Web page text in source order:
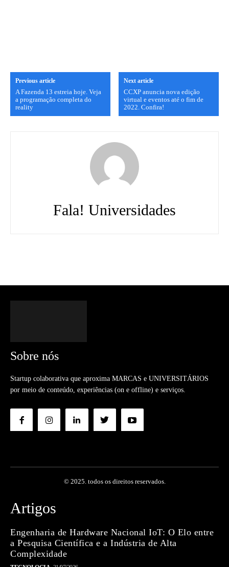
Previous article
A Fazenda 13 estreia hoje. Veja
a programação completa do
reality
Next article
CCXP anuncia nova edição
virtual e eventos até o fim de
2022. Confira!
Fala! Universidades
Sobre nós
Startup colaborativa que aproxima MARCAS e UNIVERSITÁRIOS
por meio de conteúdo, experiências (on e offline) e serviços.
© 2025. todos os direitos reservados.
Artigos
Engenharia de Hardware Nacional IoT: O Elo entre
a Pesquisa Científica e a Indústria de Alta
Complexidade